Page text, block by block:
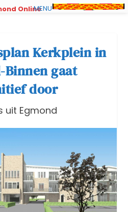
Kerkplein in
Binnen gaat
door
uit Egmond
OnlineMENU